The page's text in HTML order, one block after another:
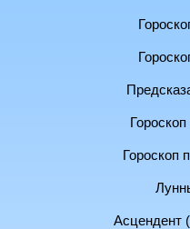
Гороскоп
Асцендент